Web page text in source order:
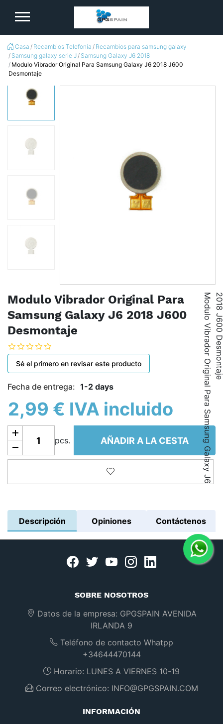
Casa Recambios Telefonía
Recambios para samsung galaxy
Samsung galaxy serie J Samsung Galaxy J6 2018
Modulo Vibrador Original Para Samsung Galaxy J6 2018 J600
Desmontaje
M
o
d
u
l
o
V
i
b
r
a
d
o
r
O
r
i
g
i
n
a
l
P
a
r
a
S
a
m
s
u
n
g
G
a
l
a
x
y
J
6
2
0
1
8
J
6
0
0
D
e
s
m
o
n
t
a
j
Modulo Vibrador Original Para
Samsung Galaxy J6 2018 J600
Desmontaje
Sé el primero en revisar este producto
Fecha de entrega: 1-2 days
2,99 € IVA incluido
Añadir a la cesta
pcs.
AÑADIR A LA CESTA
Añadir a la lista de deseos
Descripción Opiniones Contáctenos
Facebook
twitteryoutubeinstagram
SOBRE NOSOTROS
Datos de la empresa: GPGSPAIN AVENIDA
IRLANDA 9
Teléfono de contacto Whatpp
+34644470144
Horario: LUNES A VIERNES 10-19
Correo electrónico: INFO@GPGSPAIN.COM
INFORMACIÓN